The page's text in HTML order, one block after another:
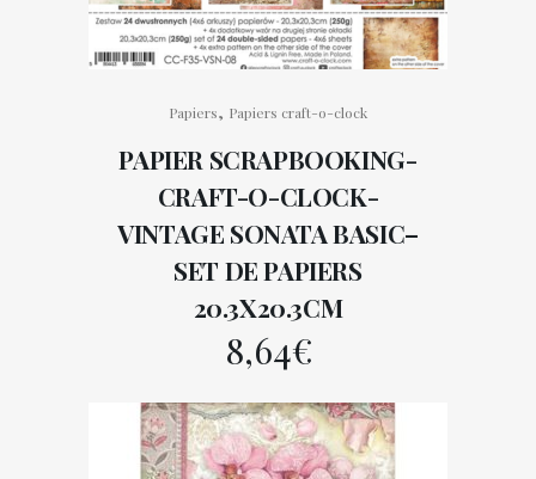
Papiers, Papiers craft-o-clock
PAPIER SCRAPBOOKING-
CRAFT-O-CLOCK-
VINTAGE SONATA BASIC–
SET DE PAPIERS
20.3X20.3CM
8,64€